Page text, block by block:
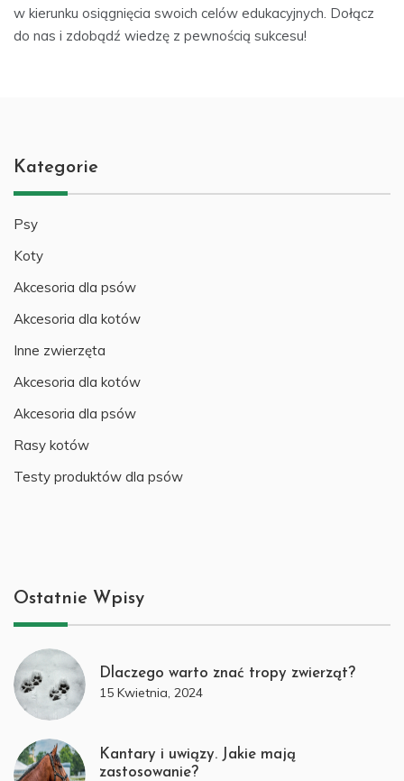
w kierunku osiągnięcia swoich celów edukacyjnych. Dołącz
do nas i zdobądź wiedzę z pewnością sukcesu!
Kategorie
Psy
Koty
Akcesoria dla psów
Akcesoria dla kotów
Inne zwierzęta
Akcesoria dla kotów
Akcesoria dla psów
Rasy kotów
Testy produktów dla psów
Ostatnie Wpisy
Dlaczego warto znać tropy zwierząt?
15 Kwietnia, 2024
Kantary i uwiązy. Jakie mają
zastosowanie?